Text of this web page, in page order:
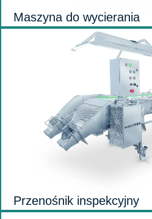
Maszyna do wycierania
Przenośnik inspekcyjny